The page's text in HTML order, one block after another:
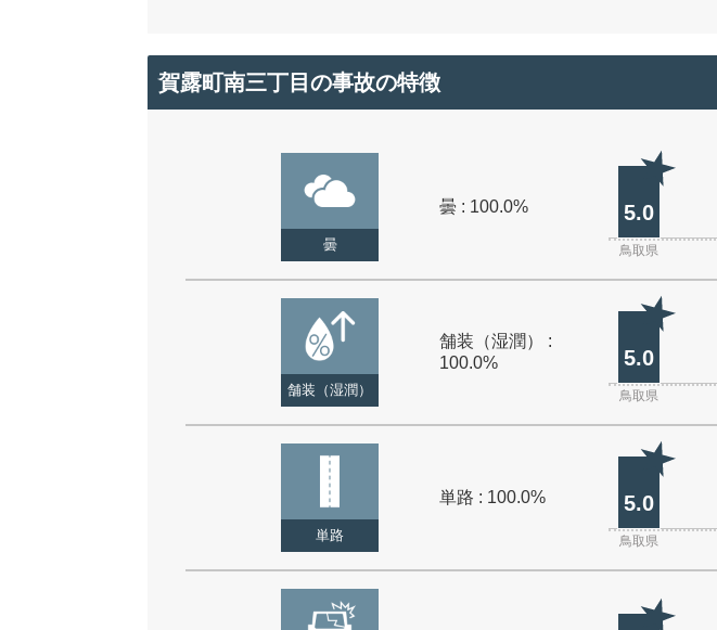
賀露町南三丁目の事故の特徴
曇
曇 : 100.0% 5.0
鳥取県
舗装（湿潤）
舗装（湿潤） :
100.0%
5.0
鳥取県
単路
単路 : 100.0% 5.0
鳥取県